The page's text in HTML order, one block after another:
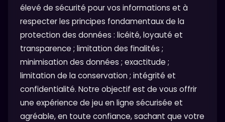
élevé de sécurité pour vos informations et à
respecter les principes fondamentaux de la
protection des données : licéité, loyauté et
transparence ; limitation des finalités ;
minimisation des données ; exactitude ;
limitation de la conservation ; intégrité et
confidentialité. Notre objectif est de vous offrir
une expérience de jeu en ligne sécurisée et
agréable, en toute confiance, sachant que votre